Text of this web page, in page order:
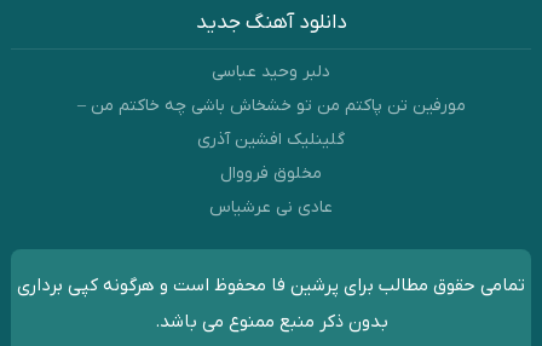
دانلود آهنگ جدید
دلبر وحید عباسی
مورفین تن پاکتم من تو خشخاش باشی چه خاکتم من –
گلینلیک افشین آذری
مخلوق فرووال
عادی نی عرشیاس
تمامی حقوق مطالب برای پرشین فا محفوظ است و هرگونه کپی برداری
بدون ذکر منبع ممنوع می باشد.